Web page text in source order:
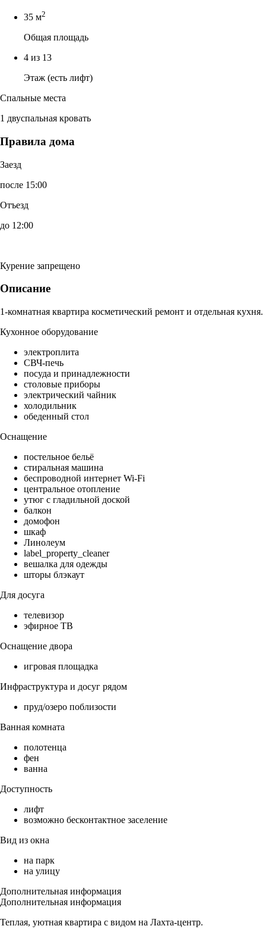
35 м2
Общая площадь
4 из 13
Этаж (есть лифт)
Спальные места
1 двуспальная кровать
Правила дома
Заезд
после 15:00
Отъезд
до 12:00
Курение запрещено
Описание
1-комнатная квартира косметический ремонт и отдельная кухня.
Кухонное оборудование
электроплита
СВЧ-печь
посуда и принадлежности
столовые приборы
электрический чайник
холодильник
обеденный стол
Оснащение
постельное бельё
стиральная машина
беспроводной интернет Wi-Fi
центральное отопление
утюг с гладильной доской
балкон
домофон
шкаф
Линолеум
label_property_cleaner
вешалка для одежды
шторы блэкаут
Для досуга
телевизор
эфирное ТВ
Оснащение двора
игровая площадка
Инфраструктура и досуг рядом
пруд/озеро поблизости
Ванная комната
полотенца
фен
ванна
Доступность
лифт
возможно бесконтактное заселение
Вид из окна
на парк
на улицу
Дополнительная информация
Дополнительная информация
Теплая, уютная квартира с видом на Лахта-центр.